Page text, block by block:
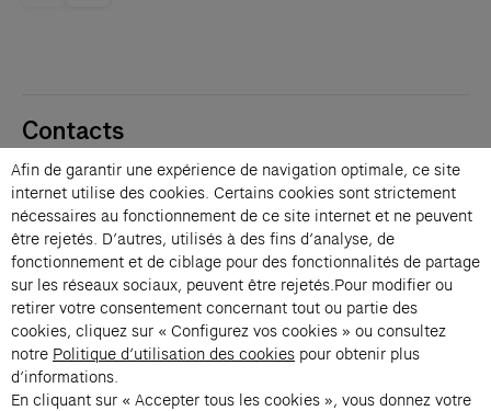
Contacts
Membres
Presse
Privatisations
Changer de langue 
Inscription à la newsletter
→
En vous inscrivant à notre newsletter, vous acceptez notre politique de
confidentialité.
Afin de garantir une expérience de navigation optimale, ce site
internet utilise des cookies. Certains cookies sont strictement
nécessaires au fonctionnement de ce site internet et ne peuvent
être rejetés. D’autres, utilisés à des fins d’analyse, de
fonctionnement et de ciblage pour des fonctionnalités de partage
sur les réseaux sociaux, peuvent être rejetés.Pour modifier ou
retirer votre consentement concernant tout ou partie des
cookies, cliquez sur « Configurez vos cookies » ou consultez
notre Politique d’utilisation des cookies pour obtenir plus
d’informations.
En cliquant sur « Accepter tous les cookies », vous donnez votre